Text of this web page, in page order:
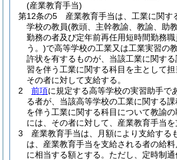
(産業教育手当)
第12条の5
産業教育手当は、工業に関す
学校の教員(教頭、主幹教諭、教諭、助
勤務の者及び定年前再任用短時間勤務
う。)で高等学校の工業又は工業実習の
許状を有するものが、当該工業に関す
習を伴う工業に関する科目を主として担
その者に対して支給する。
2
前項に規定する高等学校の実習助手で
る者が、当該高等学校の工業に関する
を伴う工業に関する科目について教諭
には、その者に対して、産業教育手当を
3
産業教育手当は、月額により支給する
は、産業教育手当を支給される者の給
に相当する額とする。 ただし、定時制